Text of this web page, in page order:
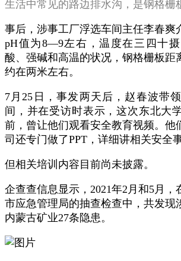
生活中常见的路边排水沟，是钢格栅
事后，涉事工厂浮选车间主任李春爽
pH值为8—9左右，温度在三四十
酸、强碱和高温的状况，钢格栅板距
约在两米左右。
7月25日，事发两天后，赵春波带
间，并在受访时表示，这次东北大
前，曾让他们观看安全教育视频。他
司还专门做了PPT，详细讲相关安全事
但相关培训内容目前尚未披露。
企查查信息显示，2021年2月和5月，
市应急管理局的抽查检查中，共发现
内蒙古矿业27条隐患。